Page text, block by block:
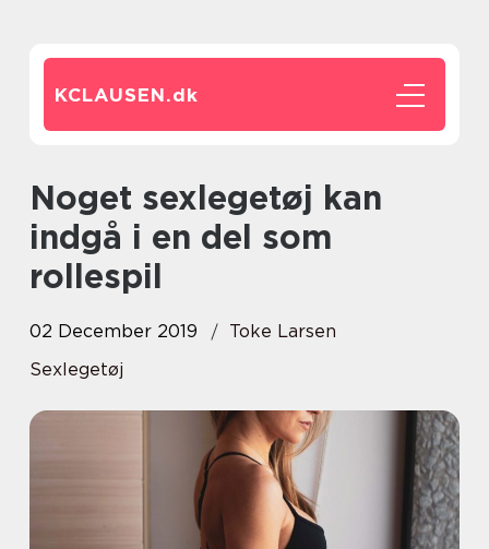
KCLAUSEN.dk
Noget sexlegetøj kan
indgå i en del som
rollespil
02 December 2019
Toke Larsen
Sexlegetøj